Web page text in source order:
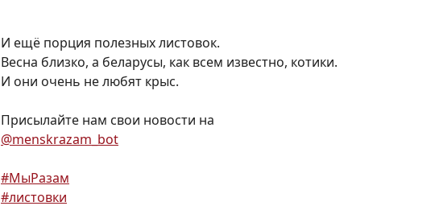
И ещё порция полезных листовок.
Весна близко, а беларусы, как всем известно, котики.
И они очень не любят крыс.
Присылайте нам свои новости на
@menskrazam_bot
#МыРазам
#листовки